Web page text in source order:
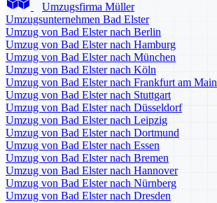
Umzugsfirma Müller
Umzugsunternehmen Bad Elster
Umzug von Bad Elster nach Berlin
Umzug von Bad Elster nach Hamburg
Umzug von Bad Elster nach München
Umzug von Bad Elster nach Köln
Umzug von Bad Elster nach Frankfurt am Main
Umzug von Bad Elster nach Stuttgart
Umzug von Bad Elster nach Düsseldorf
Umzug von Bad Elster nach Leipzig
Umzug von Bad Elster nach Dortmund
Umzug von Bad Elster nach Essen
Umzug von Bad Elster nach Bremen
Umzug von Bad Elster nach Hannover
Umzug von Bad Elster nach Nürnberg
Umzug von Bad Elster nach Dresden